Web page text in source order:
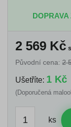
2 569 Kč
Původní cena: 2
Ušetříte: 1 Kč
(Doporučená
ks